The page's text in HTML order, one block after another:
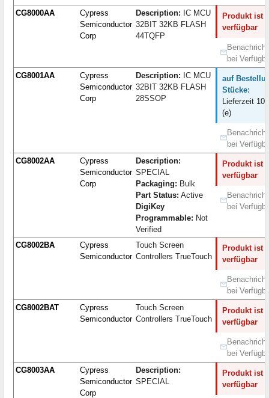
CG8000AA
Cypress
Semiconductor
Corp
Description: IC MCU
32BIT 32KB FLASH
44TQFP
Produkt ist
verfügbar
bei
CG8001AA
Cypress
Semiconductor
Corp
Description: IC MCU
32BIT 32KB FLASH
28SSOP
auf
Stücke:
Lieferzeit
(e)
bei
CG8002AA
Cypress
Semiconductor
Corp
Description:
SPECIAL
Packaging: Bulk
Part Status: Active
DigiKey
Programmable: Not
Verified
Produkt ist
verfügbar
bei
CG8002BA
Cypress
Semiconductor
Touch Screen
Controllers TrueTouch
Produkt ist
verfügbar
bei
CG8002BAT
Cypress
Semiconductor
Touch Screen
Controllers TrueTouch
Produkt ist
verfügbar
bei
CG8003AA
Cypress
Semiconductor
Corp
Description:
SPECIAL
Produkt ist
verfügbar